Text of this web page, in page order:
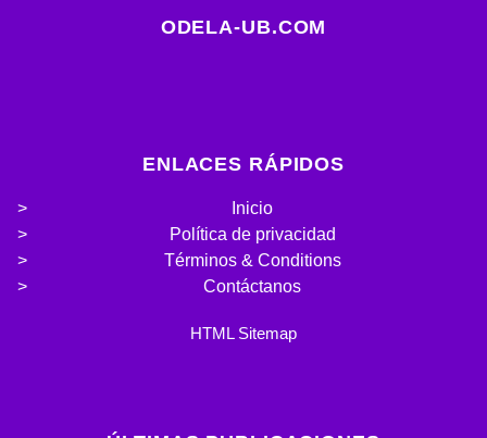
ODELA-UB.COM
ENLACES RÁPIDOS
Inicio
Política de privacidad
Términos & Conditions
Contáctanos
HTML Sitemap